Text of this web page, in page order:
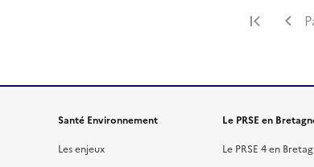
Santé Environnement
Les enjeux
Le PRSE en
Le PRSE 4 en